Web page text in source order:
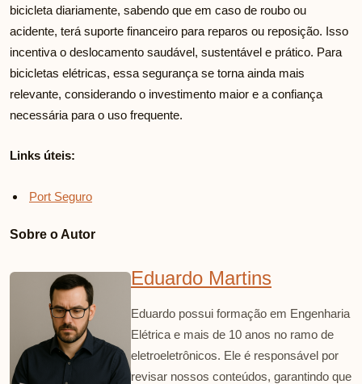
bicicleta diariamente, sabendo que em caso de roubo ou
acidente, terá suporte financeiro para reparos ou reposição. Isso
incentiva o deslocamento saudável, sustentável e prático. Para
bicicletas elétricas, essa segurança se torna ainda mais
relevante, considerando o investimento maior e a confiança
necessária para o uso frequente.
Links úteis:
Port Seguro
Sobre o Autor
Eduardo Martins
Eduardo possui formação em Engenharia
Elétrica e mais de 10 anos no ramo de
eletroeletrônicos. Ele é responsável por
revisar nossos conteúdos, garantindo que